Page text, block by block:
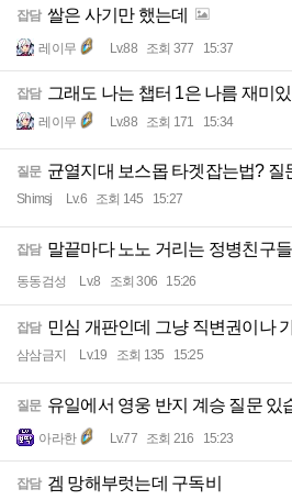
잡담 쌀은 사기만 했는데
레이무 Lv.88 조회 377 15:37
잡담 그래도 나는 챕터 1은 나름 재미
레이무 Lv.88 조회 171 15:34
질문 균열지대 보스몹 타겟잡는법? 질
Shimsj Lv.6 조회 145 15:27
잡담 말끝마다 노노 거리는 정병친구
동동검성 Lv.8 조회 306 15:26
잡담 민심 개판인데 그냥 직변권이나
삼삼금지 Lv.19 조회 135 15:25
질문 유일에서 영웅 반지 계승 질문 있
아라한 Lv.77 조회 216 15:23
잡담 겜 망해부럿는데 구독비